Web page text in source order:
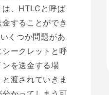
は、HTLCと呼ば
することができ
くつか問題があ
ークレットと呼
を送金する場
渡されていきま